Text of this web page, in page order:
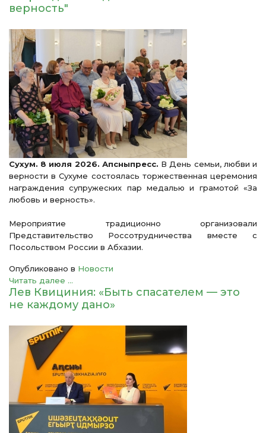
верность"
Сухум. 8 июля 2026. Апсныпресс. В День семьи, любви и
верности в Сухуме состоялась торжественная церемония
награждения супружеских пар медалью и грамотой «За
любовь и верность».
Мероприятие традиционно организовали
Представительство Россотрудничества вместе с
Посольством России в Абхазии.
Опубликовано в Новости
Читать далее ...
Лев Квициния: «Быть спасателем — это
не каждому дано»